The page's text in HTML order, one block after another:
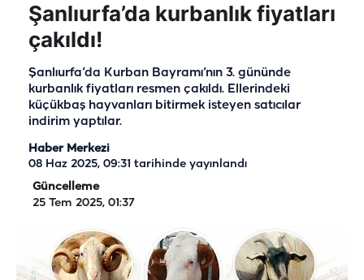
Şanlıurfa’da kurbanlık fiyatları
çakıldı!
Şanlıurfa’da Kurban Bayramı’nın 3. gününde
kurbanlık fiyatları resmen çakıldı. Ellerindeki
küçükbaş hayvanları bitirmek isteyen satıcılar
indirim yaptılar.
Haber Merkezi
08 Haz 2025, 09:31 tarihinde yayınlandı
Güncelleme
25 Tem 2025, 01:37